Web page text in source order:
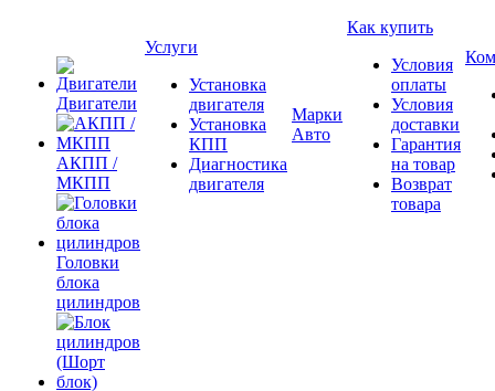
Двигатели
АКПП /
МКПП
Головки
блока
цилиндров
Услуги
Установка
двигателя
Установка
КПП
Диагностика
двигателя
Марки
Авто
Как купить
Условия
оплаты
Условия
доставки
Гарантия
на товар
Возврат
товара